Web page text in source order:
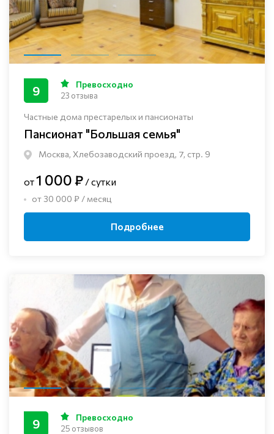
Частные дома престарелых и пансионаты
Пансионат "Большая семья"
Москва, Хлебозаводский проезд, 7, стр. 9
9 Превосходно
23 отзыва
от1 000 ₽ / сутки
от 30 000 ₽ / месяц
Подробнее
9 Превосходно
25 отзывов